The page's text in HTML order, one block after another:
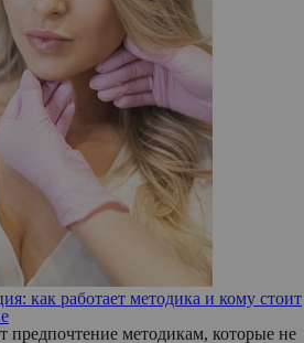
как работает методика и кому стоит
предпочтение методикам, которые не